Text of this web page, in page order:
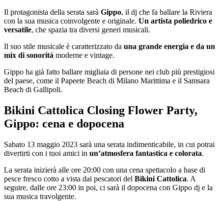
Il protagonista della serata sarà Gippo, il dj che fa ballare la Riviera
con la sua musica coinvolgente e originale. Un artista poliedrico e
versatile, che spazia tra diversi generi musicali.
Il suo stile musicale è caratterizzato da una grande energia e da un
mix di sonorità moderne e vintage.
Gippo ha già fatto ballare migliaia di persone nei club più prestigiosi
del paese, come il Papeete Beach di Milano Marittima e il Samsara
Beach di Gallipoli.
Bikini Cattolica Closing Flower Party,
Gippo: cena e dopocena
Sabato 13 maggio 2023 sarà una serata indimenticabile, in cui potrai
divertirti con i tuoi amici in un’atmosfera fantastica e colorata.
La serata inizierà alle ore 20:00 con una cena spettacolo a base di
pesce fresco cotto a vista dai pescatori del Bikini Cattolica. A
seguire, dalle ore 23:00 in poi, ci sarà il dopocena con Gippo dj e la
sua musica travolgente.